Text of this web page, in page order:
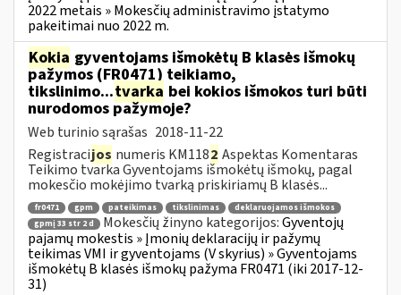
2022 metais » Mokesčių administravimo įstatymo
pakeitimai nuo 2022 m.
Kokia gyventojams išmokėtų B klasės išmokų
pažymos (FR0471) teikiamo,
tikslinimo...tvarka bei kokios išmokos turi būti
nurodomos pažymoje?
Web turinio sąrašas 2018-11-22
Registracijos numeris KM1182 Aspektas Komentaras
Teikimo tvarka Gyventojams išmokėtų išmokų, pagal
mokesčio mokėjimo tvarką priskiriamų B klasės...
fr0471 gpm pateikimas tikslinimas
deklaruojamos išmokos
gpmį 33 str 2 d
Mokesčių žinyno kategorijos:Gyventojų
pajamų mokestis » Įmonių deklaracijų ir pažymų
teikimas VMI ir gyventojams (V skyrius) » Gyventojams
išmokėtų B klasės išmokų pažyma FR0471 (iki 2017-12-
31)